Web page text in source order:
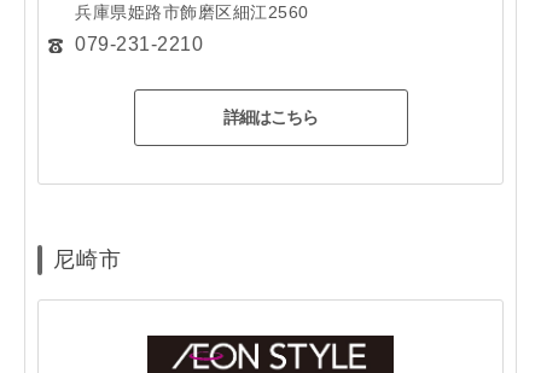
兵庫県姫路市飾磨区細江2560
079-231-2210
詳細はこちら
尼崎市